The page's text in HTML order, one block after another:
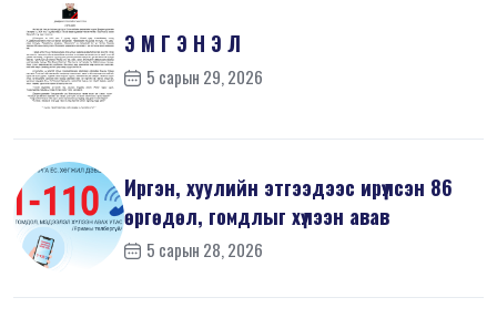
Э М Г Э Н Э Л
5 сарын 29, 2026
Иргэн, хуулийн этгээдээс ирүүлсэн 86
өргөдөл, гомдлыг хүлээн авав
5 сарын 28, 2026